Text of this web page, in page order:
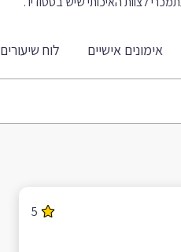
אימונים אישיים לוח שיעורים
5